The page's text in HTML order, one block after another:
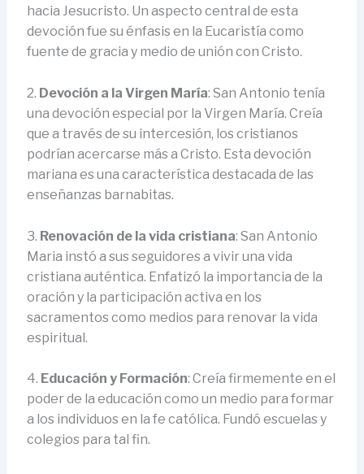
hacia Jesucristo. Un aspecto central de esta
devoción fue su énfasis en la Eucaristía como
fuente de gracia y medio de unión con Cristo.
2. Devoción a la Virgen María: San Antonio tenía
una devoción especial por la Virgen María. Creía
que a través de su intercesión, los cristianos
podrían acercarse más a Cristo. Esta devoción
mariana es una característica destacada de las
enseñanzas barnabitas.
3. Renovación de la vida cristiana: San Antonio
Maria instó a sus seguidores a vivir una vida
cristiana auténtica. Enfatizó la importancia de la
oración y la participación activa en los
sacramentos como medios para renovar la vida
espiritual.
4. Educación y Formación: Creía firmemente en el
poder de la educación como un medio para formar
a los individuos en la fe católica. Fundó escuelas y
colegios para tal fin.